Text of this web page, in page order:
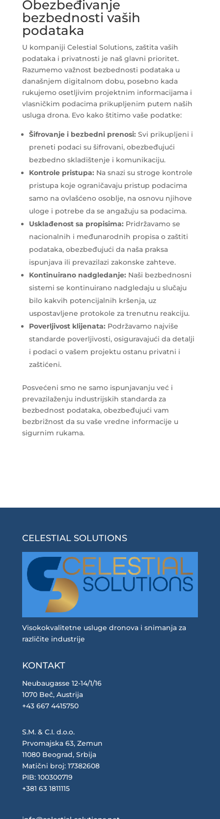
Obezbeđivanje
bezbednosti vaših
podataka
U kompaniji Celestial Solutions, zaštita vaših
podataka i privatnosti je naš glavni prioritet.
Razumemo važnost bezbednosti podataka u
današnjem digitalnom dobu, posebno kada
rukujemo osetljivim projektnim informacijama i
vlasničkim podacima prikupljenim putem naših
usluga drona. Evo kako štitimo vaše podatke:
Šifrovanje i bezbedni prenosi: Svi prikupljeni i
preneti podaci su šifrovani, obezbeđujući
bezbedno skladištenje i komunikaciju.
Kontrole pristupa: Na snazi su stroge kontrole
pristupa koje ograničavaju pristup podacima
samo na ovlašćeno osoblje, na osnovu njihove
uloge i potrebe da se angažuju sa podacima.
Usklađenost sa propisima: Pridržavamo se
nacionalnih i međunarodnih propisa o zaštiti
podataka, obezbeđujući da naša praksa
ispunjava ili prevazilazi zakonske zahteve.
Kontinuirano nadgledanje: Naši bezbednosni
sistemi se kontinuirano nadgledaju u slučaju
bilo kakvih potencijalnih kršenja, uz
uspostavljene protokole za trenutnu reakciju.
Poverljivost klijenata: Podržavamo najviše
standarde poverljivosti, osiguravajući da detalji
i podaci o vašem projektu ostanu privatni i
zaštićeni.
Posvećeni smo ne samo ispunjavanju već i
prevazilaženju industrijskih standarda za
bezbednost podataka, obezbeđujući vam
bezbrižnost da su vaše vredne informacije u
sigurnim rukama.
CELESTIAL SOLUTIONS
Visokokvalitetne usluge dronova i snimanja za
različite industrije
KONTAKT
Neubaugasse 12-14/1/16
1070 Beč, Austrija
+43 667 4415750
S.M. & C.I. d.o.o.
Prvomajska 63, Zemun
11080 Beograd, Srbija
Matični broj: 17382608
PIB: 100300719
+381 63 1811115